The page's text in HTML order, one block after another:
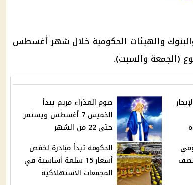
والهيئات الحكومية خلال شهر أغسطس
صوم العذراء مريم يبدأ
الخميس 7 أغسطس ويستمر
حتى 22 من الشهر
نصف
الحكومة تبدأ مبادرة لخفض
أسعار 15 سلعة أساسية في
المجمعات الاستهلاكية